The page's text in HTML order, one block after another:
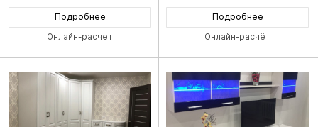
Подробнее
Онлайн-расчёт
Подробнее
Онлайн-расчёт